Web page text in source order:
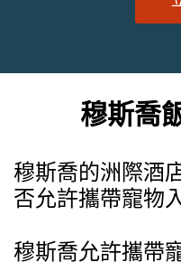
穆斯喬
穆斯喬的洲際酒
否允許攜帶寵物
穆斯喬允許攜帶